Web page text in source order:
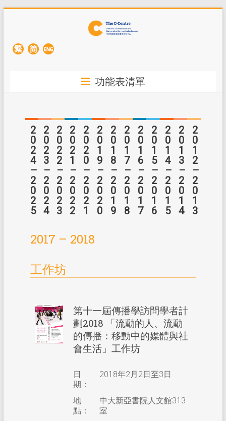
功能表清單
2
0
2
4
–
2
0
2
5
會議
研討會及座談會
2
0
2
3
–
2
0
2
4
工作坊
研討會及座談會
2
0
2
2
–
2
0
2
3
工作坊
研討會及座談會
2
0
2
1
–
2
0
2
2
工作坊
研討會及座談會
2
0
2
0
–
2
0
2
1
工作坊
研討會及座談會
2
0
1
9
–
2
0
2
0
會議
工作坊
研討會及座談會
2
0
1
8
–
2
0
1
9
會議
工作坊
研討會及座談會
2
0
1
7
–
2
0
1
8
工作坊
研討會及座談會
2
0
1
6
–
2
0
1
7
工作坊
研討會及座談會
2
0
1
5
–
2
0
1
6
會議
工作坊
研討會及講座
2
0
1
4
–
2
0
1
5
會議
工作坊
研討會及講座
2
0
1
3
–
2
0
1
4
會議
工作坊
研討會及講座
其他活動
2
0
1
2
–
2
0
1
3
會議
工作坊
研討會及講座
其他活動
2017 – 2018
工作坊
第十一屆傳播學訪問學者計
劃2018 「流動的人、流動
的傳播：移動中的媒體與社
會生活」工作坊
日
期：
2018年2月2日至3日
地
點：
中大新亞書院人文館313
室